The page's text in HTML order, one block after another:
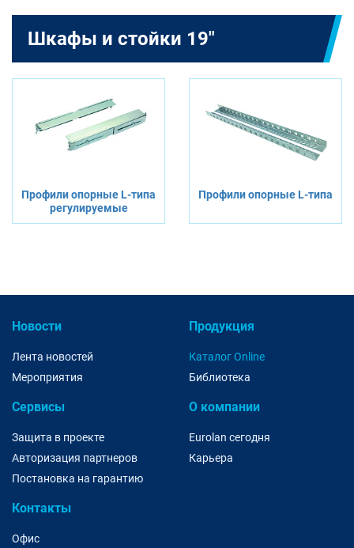
Шкафы и стойки 19"
Профили опорные L-типа
регулируемые
Профили опорные L-типа
Новости
Лента новостей
Мероприятия
Продукция
Каталог Online
Библиотека
Сервисы
Защита в проекте
Авторизация партнеров
Постановка на гарантию
О компании
Eurolan сегодня
Карьера
Контакты
Офис